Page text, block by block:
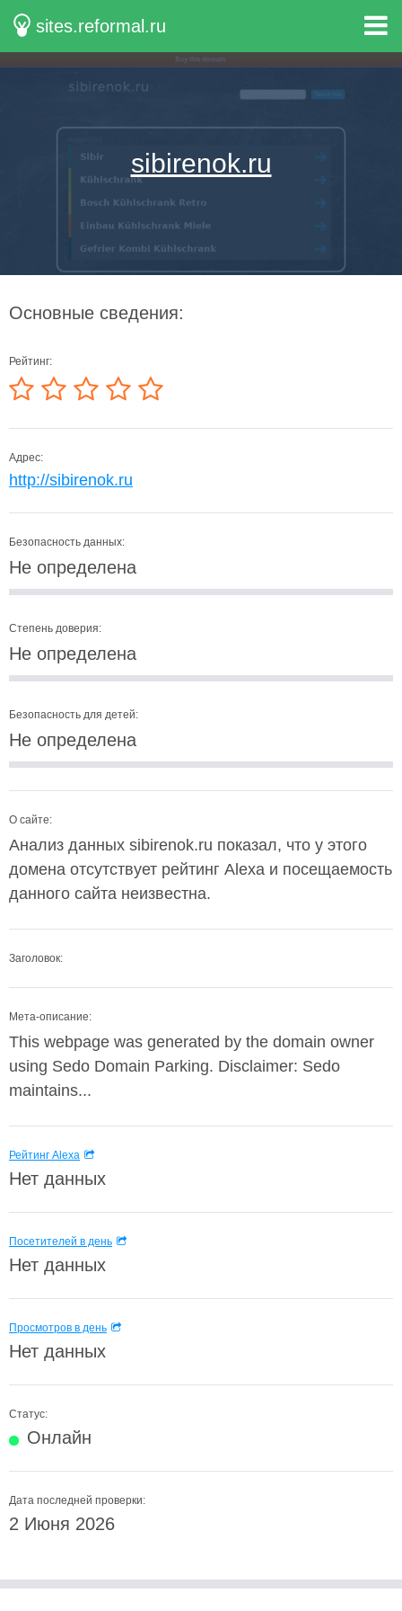
sites.reformal.ru
sibirenok.ru
Основные сведения:
Рейтинг:
Адрес:
http://sibirenok.ru
Безопасность данных:
Не определена
Степень доверия:
Не определена
Безопасность для детей:
Не определена
О сайте:
Анализ данных sibirenok.ru показал, что у этого
домена отсутствует рейтинг Alexa и посещаемость
данного сайта неизвестна.
Заголовок:
Мета-описание:
This webpage was generated by the domain owner
using Sedo Domain Parking. Disclaimer: Sedo
maintains...
Рейтинг Alexa
Нет данных
Посетителей в день
Нет данных
Просмотров в день
Нет данных
Статус:
Онлайн
Дата последней проверки:
2 Июня 2026